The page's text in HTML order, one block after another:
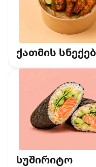
ქათმის
სუშირიტო